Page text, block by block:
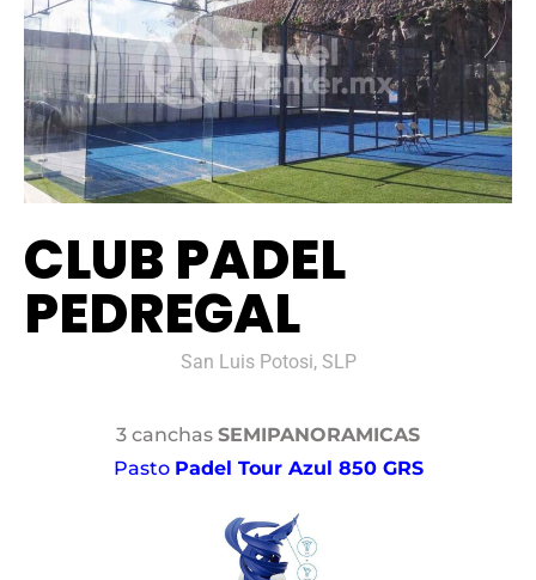
CLUB PADEL
PEDREGAL
San Luis Potosi, SLP
3 canchas SEMIPANORAMICAS
Pasto Padel Tour Azul 850 GRS